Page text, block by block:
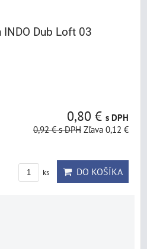
Dub Loft 03
0,80 € s DPH
0,92 €s DPH Zľava 0,12 €
ks DO KOŠÍKA